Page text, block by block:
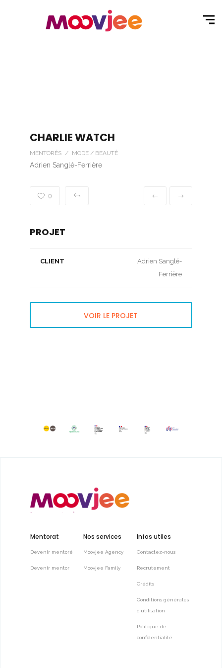
CHARLIE WATCH
MENTORÉS / MODE / BEAUTÉ
Adrien Sanglé-Ferrière
0
PROJET
CLIENT
Adrien Sanglé-
Ferrière
VOIR LE PROJET
Mentorat
Devenir mentoré
Devenir mentor
Nos services
Moovjee Agency
Moovjee Family
Infos utiles
Contactez-nous
Recrutement
Crédits
Conditions générales
d’utilisation
Politique de
confidentialité